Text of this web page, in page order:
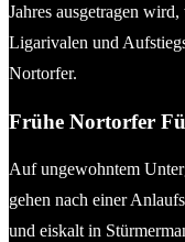
Jahres ausgetragen
Ligarivalen und
Nortorfer.
Frühe Nortorfer
Auf ungewohntem
gehen nach einer
und eiskalt in